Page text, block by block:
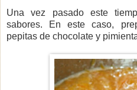
Una vez pasado este
sabores. En este caso,
pepitas de chocolate y